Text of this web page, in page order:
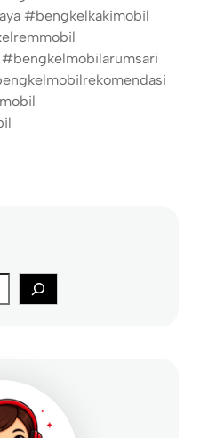
#bengkelkakimobil